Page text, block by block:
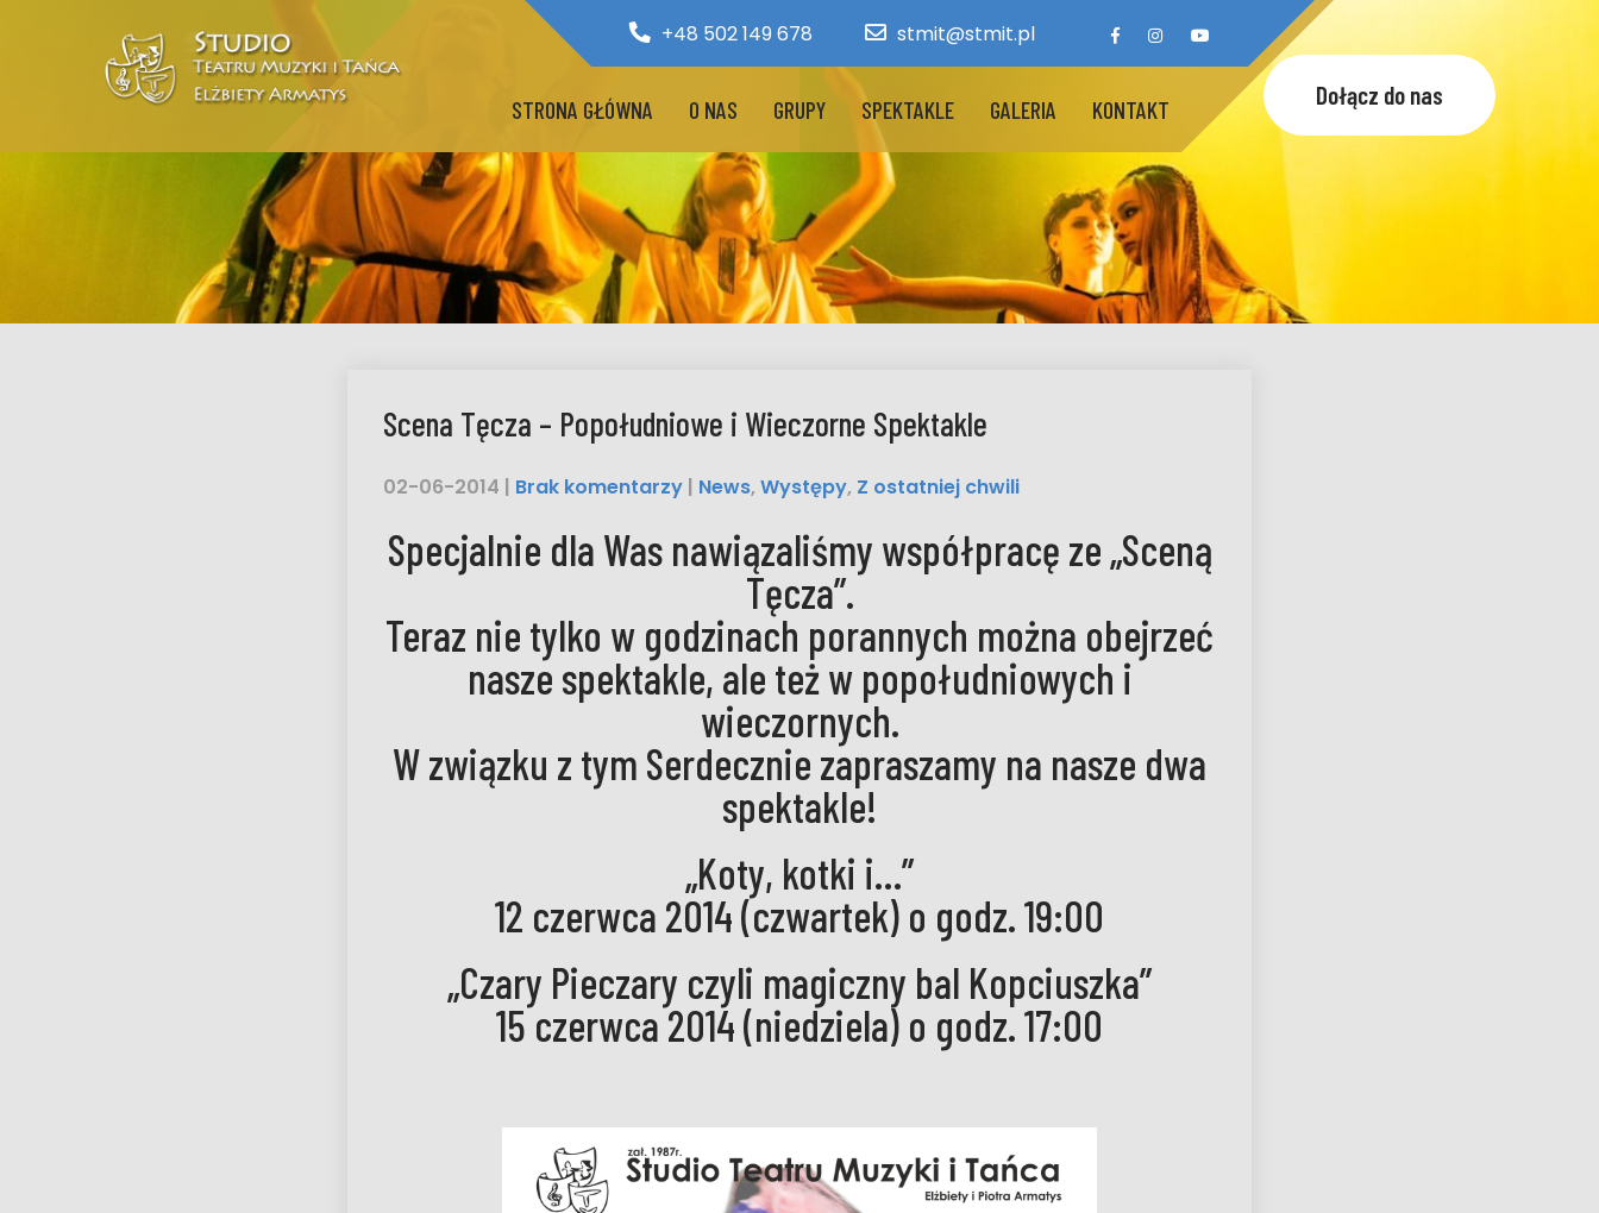
+48 502 149 678 stmit@stmit.pl
Dołącz do nas
STRONA GŁÓWNA O NAS GRUPY SPEKTAKLE GALERIA KONTAKT
Scena Tęcza – Popołudniowe i Wieczorne Spektakle
02-06-2014 | Brak komentarzy | News,Występy, Z ostatniej chwili
Specjalnie dla Was nawiązaliśmy współpracę ze „Sceną
Tęcza”.
Teraz nie tylko w godzinach porannych można obejrzeć
nasze spektakle, ale też w popołudniowych i
wieczornych.
W związku z tym Serdecznie zapraszamy na nasze dwa
spektakle!
„Koty, kotki i…”
12 czerwca 2014 (czwartek) o godz. 19:00
„Czary Pieczary czyli magiczny bal Kopciuszka”
15 czerwca 2014 (niedziela) o godz. 17:00